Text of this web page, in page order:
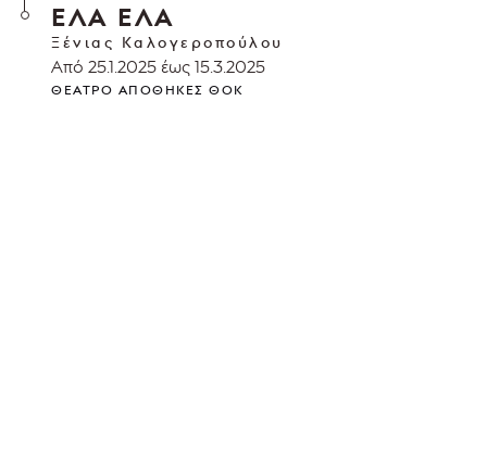
ΕΛΑ ΕΛΑ
Ξένιας Καλογεροπούλου
Από 25.1.2025 έως 15.3.2025
ΘΈΑΤΡΟ ΑΠΟΘΉΚΕΣ ΘΟΚ